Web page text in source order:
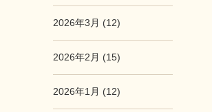
2026年3月 (12)
2026年2月 (15)
2026年1月 (12)